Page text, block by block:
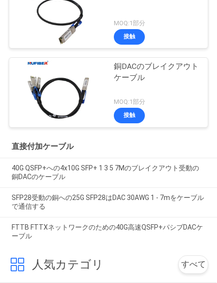
MOQ:1部分
接触
銅DACのブレイクアウト
ケーブル
MOQ:1部分
接触
直接付加ケーブル
40G QSFP+への4x10G SFP+ 1 3 5 7Mのブレイクアウト受動の
銅DACのケーブル
SFP28受動の銅への25G SFP28はDAC 30AWG 1 - 7mをケーブル
で通信する
FTTB FTTXネットワークのための40G高速QSFP+パシブDACケ
ーブル
人気カテゴリ すべて